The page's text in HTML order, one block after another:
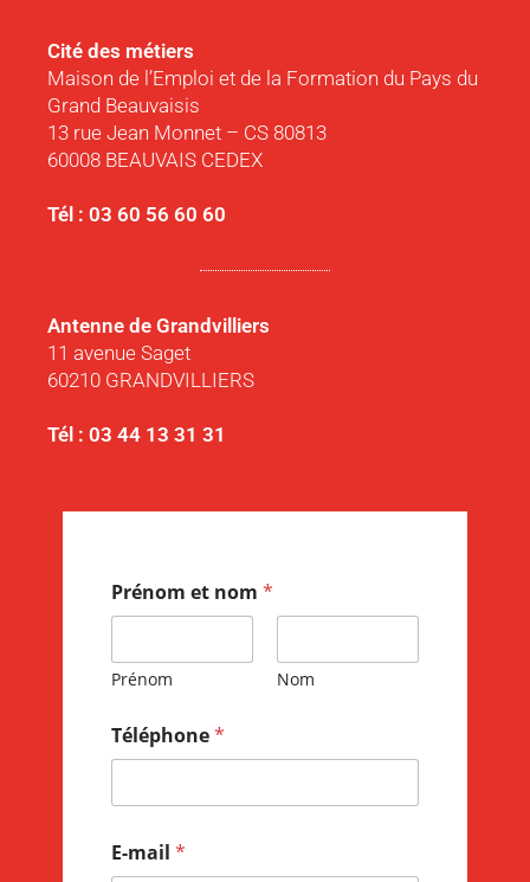
Cité des métiers
Maison de l’Emploi et de la Formation du Pays du
Grand Beauvaisis
13 rue Jean Monnet – CS 80813
60008 BEAUVAIS CEDEX
Tél : 03 60 56 60 60
Antenne de Grandvilliers
11 avenue Saget
60210 GRANDVILLIERS
Tél : 03 44 13 31 31
Prénom et nom *
Prénom Nom
Téléphone*
E-mail *